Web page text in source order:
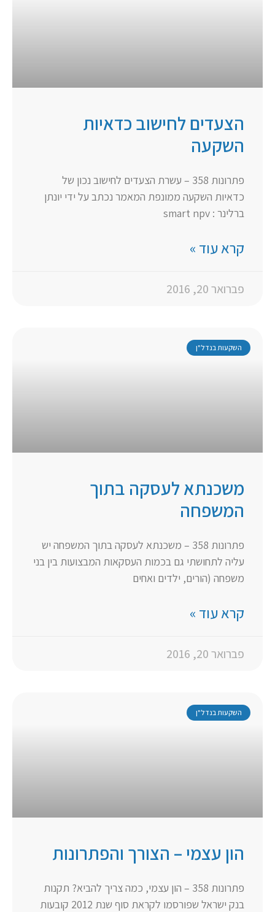
הצעדים לחישוב כדאיות
השקעה
פתרונות 358 – עשרת הצעדים לחישוב נכון של
כדאיות השקעה ממונפת המאמר נכתב על ידי יונתן
ברלינר : smart npv
קרא עוד »
פברואר 20, 2016
השקעות בנדל"ן
משכנתא לעסקה בתוך
המשפחה
פתרונות 358 – משכנתא לעסקה בתוך המשפחה יש
עליה לתחושתי גם בכמות העסקאות המבצועות בין בני
משפחה (הורים, ילדים ואחים
קרא עוד »
פברואר 20, 2016
השקעות בנדל"ן
הון עצמי – הצורך והפתרונות
פתרונות 358 – הון עצמי, כמה צריך להביא? תקנות
בנק ישראל שפורסמו לקראת סוף שנת 2012 קובעות